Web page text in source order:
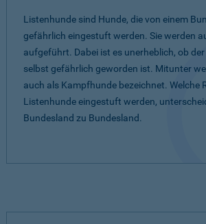
Listenhunde sind Hunde, die von einem
gefährlich eingestuft werden. Sie werden
aufgeführt. Dabei ist es unerheblich, ob
selbst gefährlich geworden ist. Mitunter
auch als Kampfhunde bezeichnet. Welche
Listenhunde eingestuft werden,
Bundesland zu Bundesland.